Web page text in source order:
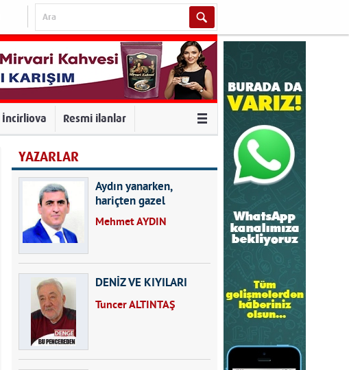
İncirliova Resmi ilanlar
YAZARLAR
Aydın yanarken,
hariçten gazel
okuyarak kalpleri de
Mehmet AYDIN
DENİZ VE KIYILARI
Tuncer ALTINTAŞ